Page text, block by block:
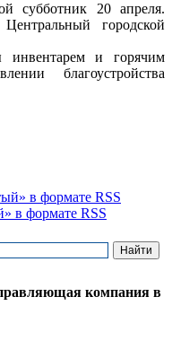
субботник 20 апреля.
городской
инвентарем и горячим
благоустройства
в формате RSS
компания в